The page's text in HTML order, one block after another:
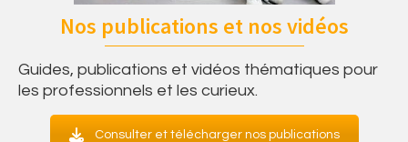
Nos publications et nos vidéos
Guides, publications et vidéos thématiques pour
les professionnels et les curieux.
Consulter et télécharger nos publications